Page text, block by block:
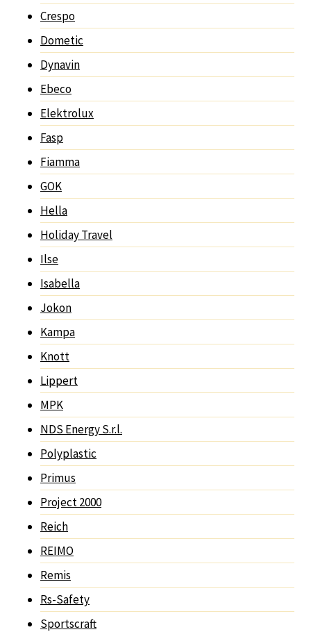
Crespo
Dometic
Dynavin
Ebeco
Elektrolux
Fasp
Fiamma
GOK
Hella
Holiday Travel
Ilse
Isabella
Jokon
Kampa
Knott
Lippert
MPK
NDS Energy S.r.l.
Polyplastic
Primus
Project 2000
Reich
REIMO
Remis
Rs-Safety
Sportscraft